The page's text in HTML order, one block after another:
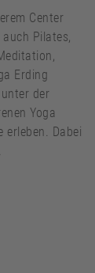
Center
Pilates,
Erding
der
Yoga
erleben. Dabei